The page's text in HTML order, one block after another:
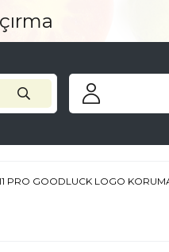
PRO GOODLUCK LOGO